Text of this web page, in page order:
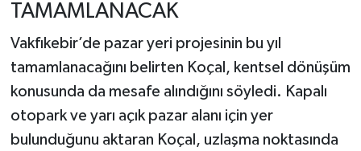
TAMAMLANACAK
Vakfıkebir’de pazar yeri projesinin bu yıl
tamamlanacağını belirten Koçal, kentsel dönüşüm
konusunda da mesafe alındığını söyledi. Kapalı
otopark ve yarı açık pazar alanı için yer
bulunduğunu aktaran Koçal, uzlaşma noktasında